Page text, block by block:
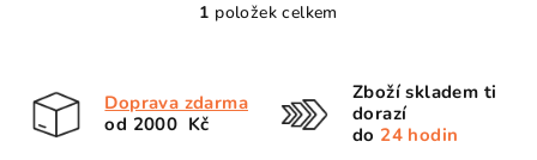
O
1 položek celkem
Doprava zdarma
od 2000 Kč
Zboží skladem ti
dorazí
do 24 hodin